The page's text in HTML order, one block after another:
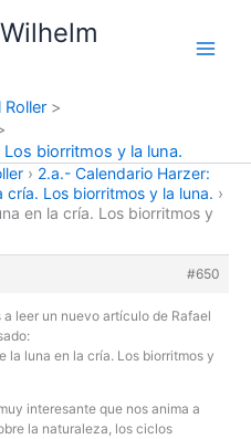
biorritmos y la luna.
› 2.a.- Calendario Harzer:
cría. Los biorritmos y la luna. ›
en la cría. Los biorritmos y
#650
a leer un nuevo artículo de Rafael
la luna en la cría. Los biorritmos y
interesante que nos anima a
la naturaleza, los ciclos